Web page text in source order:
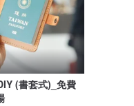
(書套式)_免費